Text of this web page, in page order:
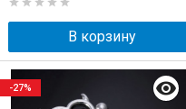
В корзину
-27%